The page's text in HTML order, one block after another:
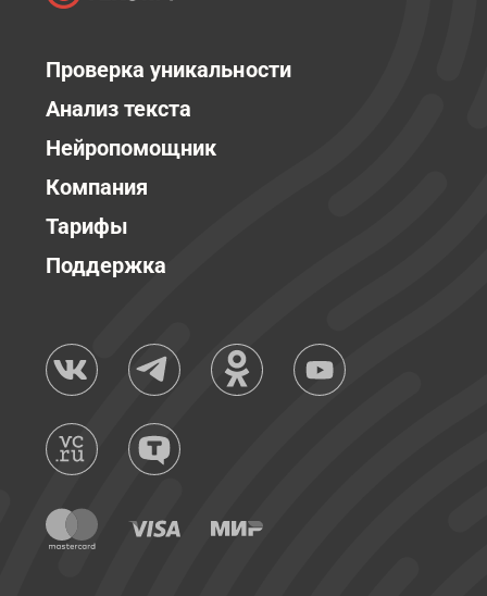
Проверка уникальности
Анализ текста
Нейропомощник
Компания
Тарифы
Поддержка